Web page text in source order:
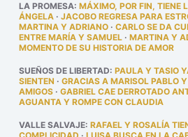
LA PROMESA: MÁXIMO, POR FIN, TIENE
ÁNGELA· JACOBO REGRESA PARA
MARTINA Y ADRIANO· CARLO SE DA
ENTRE MARÍA Y SAMUEL· MARTINA Y
MOMENTO DE SU HISTORIA DE AMOR
SUEÑOS DE LIBERTAD: PAULA Y TASIO
SIENTEN · GRACIAS A MARISOL PABLO
AMIGOS· GABRIEL CAE DERROTADO
AGUANTA Y ROMPE CON CLAUDIA
VALLE SALVAJE: RAFAEL Y ROSALÍA